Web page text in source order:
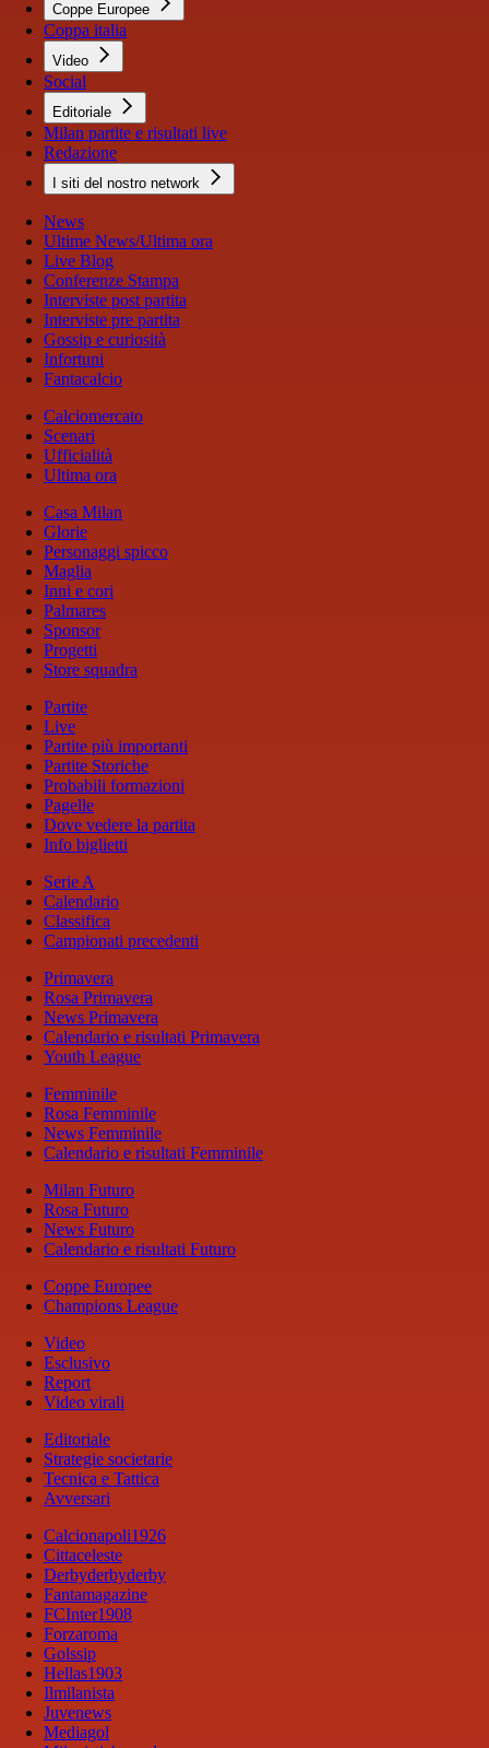
Coppe Europee
Coppa italia
Video
Social
Editoriale
Milan partite e risultati live
Redazione
I siti del nostro network
News
Ultime News/Ultima ora
Live Blog
Conferenze Stampa
Interviste post partita
Interviste pre partita
Gossip e curiosità
Infortuni
Fantacalcio
Calciomercato
Scenari
Ufficialità
Ultima ora
Casa Milan
Glorie
Personaggi spicco
Maglia
Inni e cori
Palmares
Sponsor
Progetti
Store squadra
Partite
Live
Partite più importanti
Partite Storiche
Probabili formazioni
Pagelle
Dove vedere la partita
Info biglietti
Serie A
Calendario
Classifica
Campionati precedenti
Primavera
Rosa Primavera
News Primavera
Calendario e risultati Primavera
Youth League
Femminile
Rosa Femminile
News Femminile
Calendario e risultati Femminile
Milan Futuro
Rosa Futuro
News Futuro
Calendario e risultati Futuro
Coppe Europee
Champions League
Video
Esclusivo
Report
Video virali
Editoriale
Strategie societarie
Tecnica e Tattica
Avversari
Calcionapoli1926
Cittaceleste
Derbyderbyderby
Fantamagazine
FCInter1908
Forzaroma
Golssip
Hellas1903
Ilmilanista
Juvenews
Mediagol